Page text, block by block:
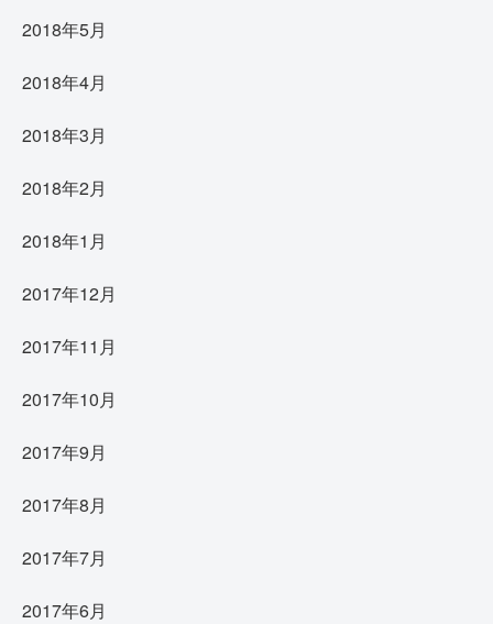
2018年5月
2018年4月
2018年3月
2018年2月
2018年1月
2017年12月
2017年11月
2017年10月
2017年9月
2017年8月
2017年7月
2017年6月